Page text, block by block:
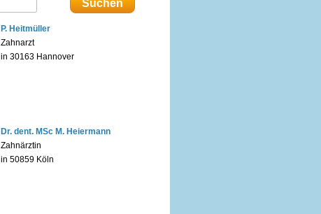
P. Heitmüller
Zahnarzt
in 30163 Hannover
Dr. dent. MSc M. Heiermann
Zahnärztin
in 50859 Köln